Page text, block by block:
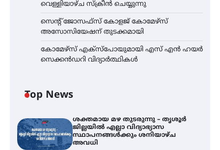
വെള്ളിയാഴ്ച സ്‌ക്രീൻ ചെയ്യുന്നു
സെന്റ് ജോസഫ്സ് കോളജ് കോമേഴ്‌സ്
അസോസിയേഷന് തുടക്കമായി
കോമേഴ്സ് എക്സ്പോയുമായി എസ് എൻ ഹയർ
സെക്കൻഡറി വിദ്യാർത്ഥികൾ
Top News
ശക്തമായ മഴ തുടരുന്നു – തൃശൂർ
ജില്ലയിൽ എല്ലാ വിദ്യാഭ്യാസ
സ്ഥാപനങ്ങൾക്കും ശനിയാഴ്ച
അവധി